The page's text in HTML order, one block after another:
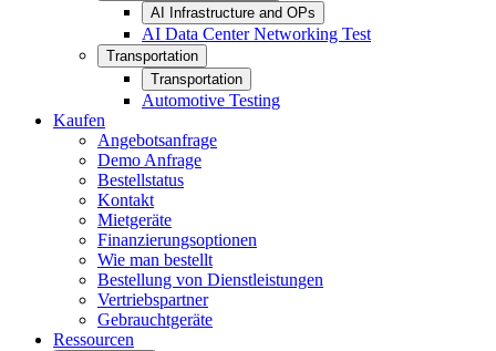
AI Infrastructure and OPs
AI Data Center Networking Test
Transportation
Transportation
Automotive Testing
Kaufen
Angebotsanfrage
Demo Anfrage
Bestellstatus
Kontakt
Mietgeräte
Finanzierungsoptionen
Wie man bestellt
Bestellung von Dienstleistungen
Vertriebspartner
Gebrauchtgeräte
Ressourcen